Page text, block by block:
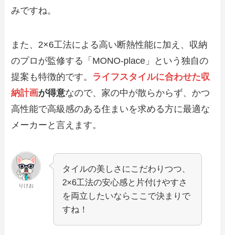
みですね。
また、2×6工法による高い断熱性能に加え、収納
のプロが監修する「MONO-place」という独自の
提案も特徴的です。 ライフスタイルに合わせた収
納計画が得意なので、家の中が散らからず、かつ
高性能で高級感のある住まいを求める方に最適な
メーカーと言えます。
りけお
タイルの美しさにこだわりつつ、
2×6工法の安心感と片付けやすさ
を両立したいならここで決まりで
すね！